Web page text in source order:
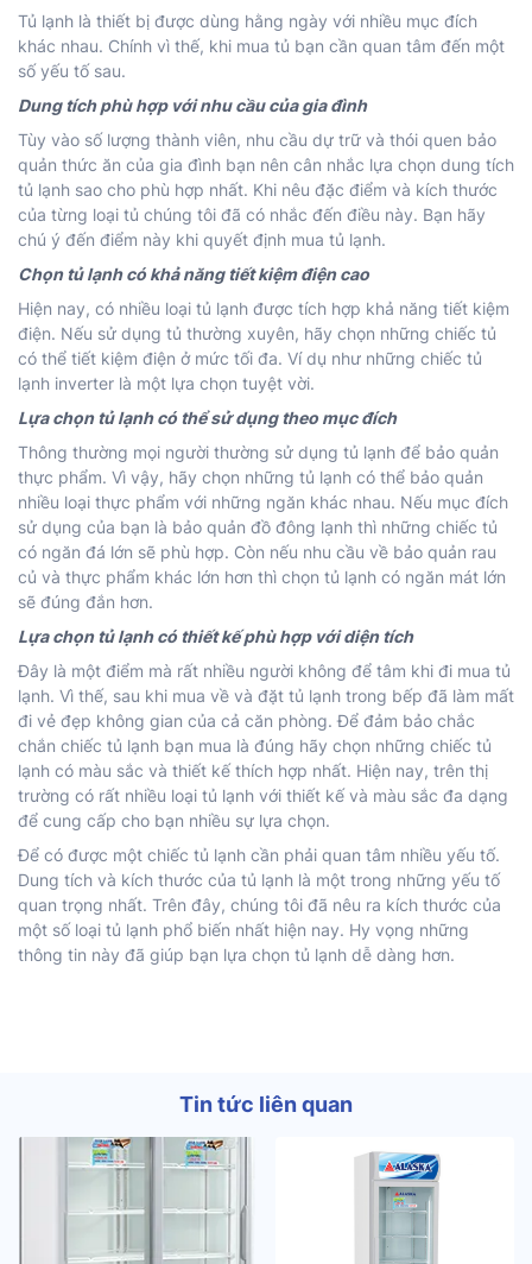
Tủ lạnh là thiết bị được dùng hằng ngày với nhiều mục đích
khác nhau. Chính vì thế, khi mua tủ bạn cần quan tâm đến một
số yếu tố sau.
Dung tích phù hợp với nhu cầu của gia đình
Tùy vào số lượng thành viên, nhu cầu dự trữ và thói quen bảo
quản thức ăn của gia đình bạn nên cân nhắc lựa chọn dung tích
tủ lạnh sao cho phù hợp nhất. Khi nêu đặc điểm và kích thước
của từng loại tủ chúng tôi đã có nhắc đến điều này. Bạn hãy
chú ý đến điểm này khi quyết định mua tủ lạnh.
Chọn tủ lạnh có khả năng tiết kiệm điện cao
Hiện nay, có nhiều loại tủ lạnh được tích hợp khả năng tiết kiệm
điện. Nếu sử dụng tủ thường xuyên, hãy chọn những chiếc tủ
có thể tiết kiệm điện ở mức tối đa. Ví dụ như những chiếc tủ
lạnh inverter là một lựa chọn tuyệt vời.
Lựa chọn tủ lạnh có thể sử dụng theo mục đích
Thông thường mọi người thường sử dụng tủ lạnh để bảo quản
thực phẩm. Vì vậy, hãy chọn những tủ lạnh có thể bảo quản
nhiều loại thực phẩm với những ngăn khác nhau. Nếu mục đích
sử dụng của bạn là bảo quản đồ đông lạnh thì những chiếc tủ
có ngăn đá lớn sẽ phù hợp. Còn nếu nhu cầu về bảo quản rau
củ và thực phẩm khác lớn hơn thì chọn tủ lạnh có ngăn mát lớn
sẽ đúng đắn hơn.
Lựa chọn tủ lạnh có thiết kế phù hợp với diện tích
Đây là một điểm mà rất nhiều người không để tâm khi đi mua tủ
lạnh. Vì thế, sau khi mua về và đặt tủ lạnh trong bếp đã làm mất
đi vẻ đẹp không gian của cả căn phòng. Để đảm bảo chắc
chắn chiếc tủ lạnh bạn mua là đúng hãy chọn những chiếc tủ
lạnh có màu sắc và thiết kế thích hợp nhất. Hiện nay, trên thị
trường có rất nhiều loại tủ lạnh với thiết kế và màu sắc đa dạng
để cung cấp cho bạn nhiều sự lựa chọn.
Để có được một chiếc tủ lạnh cần phải quan tâm nhiều yếu tố.
Dung tích và kích thước của tủ lạnh là một trong những yếu tố
quan trọng nhất. Trên đây, chúng tôi đã nêu ra kích thước của
một số loại tủ lạnh phổ biến nhất hiện nay. Hy vọng những
thông tin này đã giúp bạn lựa chọn tủ lạnh dễ dàng hơn.
Tin tức liên quan